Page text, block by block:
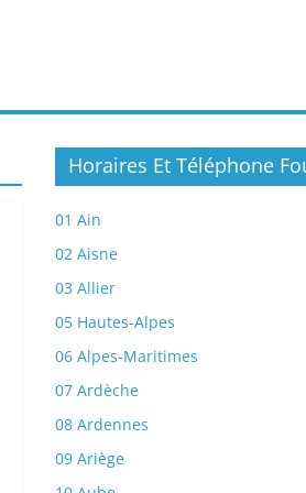
Horaires Et Téléphone
01 Ain
02 Aisne
03 Allier
05 Hautes-Alpes
06 Alpes-Maritimes
07 Ardèche
08 Ardennes
09 Ariège